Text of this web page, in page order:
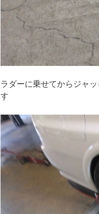
ラダーに乗せてからジャ
す